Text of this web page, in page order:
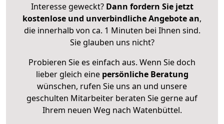
Interesse geweckt? Dann fordern Sie jetzt
kostenlose und unverbindliche Angebote an,
die innerhalb von ca. 1 Minuten bei Ihnen sind.
Sie glauben uns nicht?
Probieren Sie es einfach aus. Wenn Sie doch
lieber gleich eine persönliche Beratung
wünschen, rufen Sie uns an und unsere
geschulten Mitarbeiter beraten Sie gerne auf
Ihrem neuen Weg nach Watenbüttel.